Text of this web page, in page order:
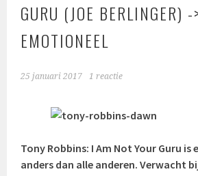
GURU (JOE BERLINGER) -
EMOTIONEEL
25 januari 2017 1 reactie
Tony Robbins: I Am Not Your Guru
anders dan alle anderen. Verwacht